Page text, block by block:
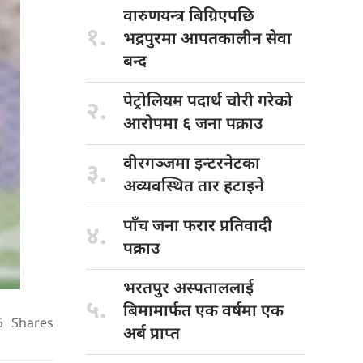
Shares
१.
वारुणयन्त्र बिग्रिएपछि
भद्रपुरमा आपतकालीन सेवा
बन्द
२. पेट्रोलियम पदार्थचोरी गरेको
आरोपमा ६ जना पक्राउ
३.
वीरगञ्जमा इन्टरनेटका
अव्यवस्थित तार हटाइने
४. पाँच जनाफरार प्रतिवादी
पक्राउ
५.
भरतपुर अस्पताललाई
बिमामार्फत एक वर्षमा एक
अर्ब प्राप्त